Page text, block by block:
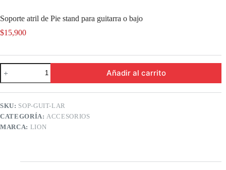
Soporte atril de Pie stand para guitarra o bajo
$15,900
Soporte
atril
de
Pie
para
guitarra
o
Añadir al carrito
SKU: SOP-GUIT-LAR
CATEGORÍA: ACCESORIOS
MARCA: LION